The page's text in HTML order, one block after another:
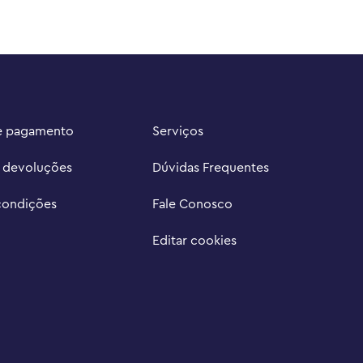
pagamento
devoluções
Serviços
Dúvidas Frequentes
Fale Conosco
Editar cookies